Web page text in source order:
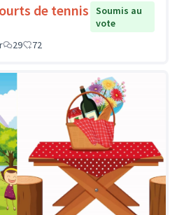
de tennis
Soumis au
vote
29 72